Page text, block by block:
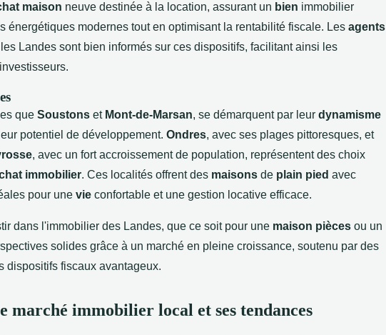
maison neuve destinée à la location, assurant un bien immobilier
énergétiques modernes tout en optimisant la rentabilité fiscale. Les agents
Landes sont bien informés sur ces dispositifs, facilitant ainsi les
que Soustons et Mont-de-Marsan, se démarquent par leur dynamisme
potentiel de développement. Ondres, avec ses plages pittoresques, et
, avec un fort accroissement de population, représentent des choix
immobilier. Ces localités offrent des maisons de plain pied avec
pour une vie confortable et une gestion locative efficace.
dans l'immobilier des Landes, que ce soit pour une maison pièces ou un
solides grâce à un marché en pleine croissance, soutenu par des
dispositifs fiscaux avantageux.
marché immobilier local et ses tendances